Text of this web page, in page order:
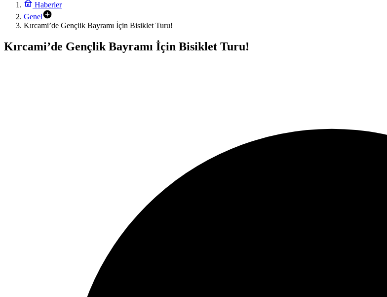
Haberler
Genel
Kırcami’de Gençlik Bayramı İçin Bisiklet Turu!
Kırcami’de Gençlik Bayramı İçin Bisiklet Turu!